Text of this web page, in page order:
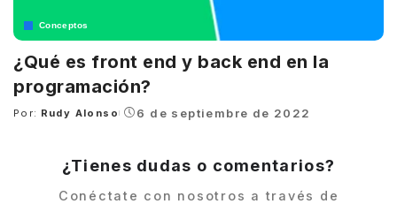
Conceptos
¿Qué es front end y back end en la
programación?
Posted
Por: Rudy Alonso 6 de septiembre de 2022
¿Tienes dudas o comentarios?
Conéctate con nosotros a través de